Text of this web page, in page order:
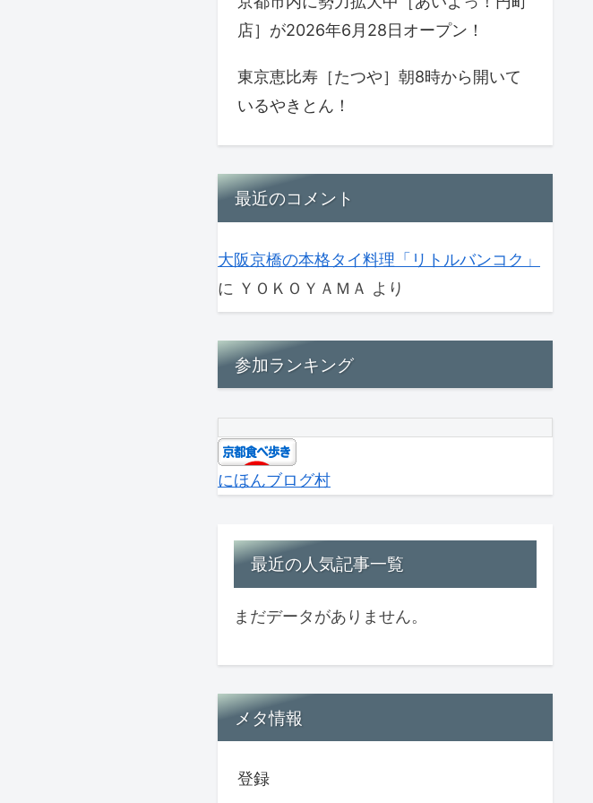
店］が2026年6月28日オープン！
東京恵比寿［たつや］朝8時から開いて
いるやきとん！
最近のコメント
大阪京橋の本格タイ料理「リトルバンコク」
に ＹＯＫＯＹＡＭＡ より
参加ランキング
にほんブログ村
最近の人気記事一覧
まだデータがありません。
メタ情報
登録